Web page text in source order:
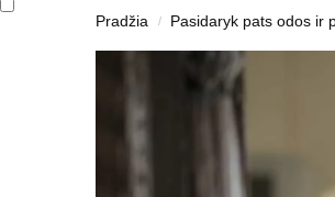
Pradžia / Pasidaryk pats odos ir